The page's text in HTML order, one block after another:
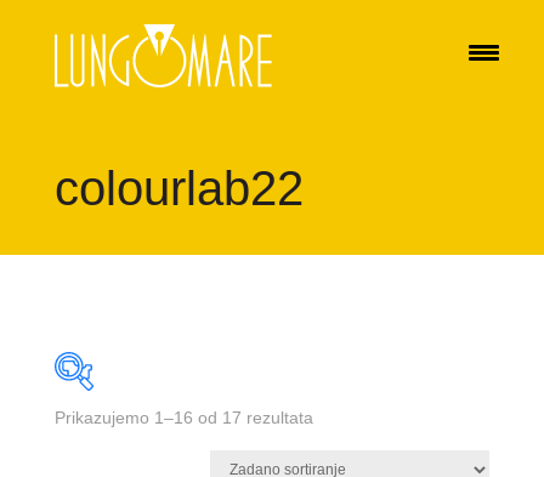
colourlab22
Prikazujemo 1–16 od 17 rezultata